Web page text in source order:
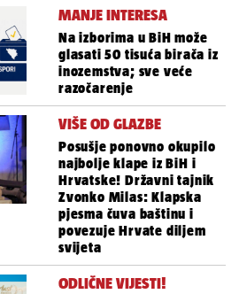
MANJE INTERESA
Na izborima u BiH može
glasati 50 tisuća birača iz
inozemstva; sve veće
razočarenje
VIŠE OD GLAZBE
Posušje ponovno okupilo
najbolje klape iz BiH i
Hrvatske! Državni tajnik
Zvonko Milas: Klapska
pjesma čuva baštinu i
povezuje Hrvate diljem
svijeta
ODLIČNE VIJESTI!